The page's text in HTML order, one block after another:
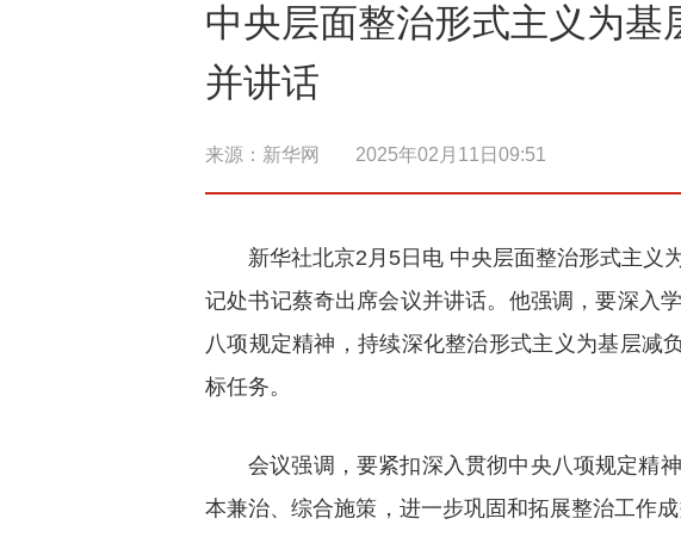
中央层面整治形式主义为
并讲话
来源： 新华网 2025年02月11日09:51
新华社北京2月5日电 中央层面整治形式主义
记处书记蔡奇出席会议并讲话。他强调，要深入
八项规定精神，持续深化整治形式主义为基层减
标任务。
会议强调，要紧扣深入贯彻中央八项规定精
本兼治、综合施策，进一步巩固和拓展整治工作